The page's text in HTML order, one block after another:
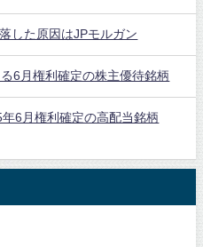
した原因はJPモルガン
6月権利確定の株主優待銘柄
6月権利確定の高配当銘柄